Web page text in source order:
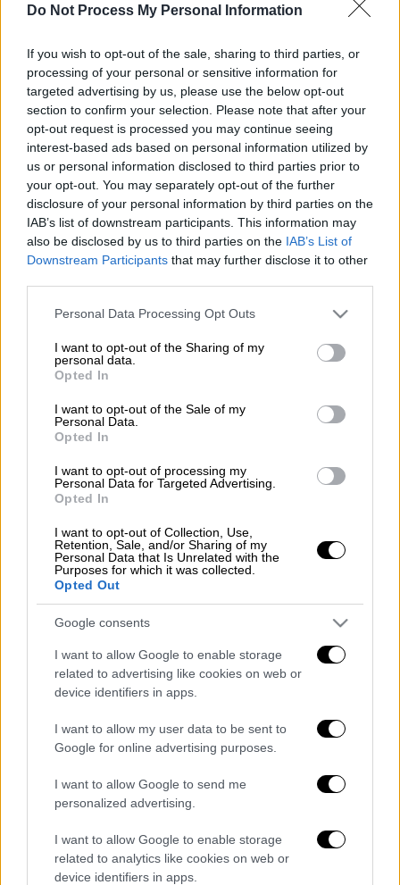
Do Not Process My Personal Information
If you wish to opt-out of the sale, sharing to third parties, or
processing of your personal or sensitive information for
targeted advertising by us, please use the below opt-out
section to confirm your selection. Please note that after your
opt-out request is processed you may continue seeing
interest-based ads based on personal information utilized by
us or personal information disclosed to third parties prior to
your opt-out. You may separately opt-out of the further
disclosure of your personal information by third parties on the
IAB’s list of downstream participants. This information may
also be disclosed by us to third parties on the IAB’s List of
Downstream Participants that may further disclose it to other
Please note that this website/app uses one or more Google
not limited to your visit or usage behaviour. You may click to
grant or deny consent to Google and its third-party tags to
use your data for below specified purposes in below Google
consent section.
Personal Data Processing Opt Outs
I want to opt-out of the Sharing of my
personal data.
Opted In
I want to opt-out of the Sale of my
Personal Data.
Opted In
I want to opt-out of processing my
Personal Data for Targeted Advertising.
Opted In
I want to opt-out of Collection, Use,
Retention, Sale, and/or Sharing of my
Personal Data that Is Unrelated with the
Purposes for which it was collected.
Opted Out
Google consents
I want to allow Google to enable storage
related to advertising like cookies on web or
device identifiers in apps.
I want to allow my user data to be sent to
Google for online advertising purposes.
I want to allow Google to send me
personalized advertising.
I want to allow Google to enable storage
related to analytics like cookies on web or
device identifiers in apps.
Ασθενοφόρο και περιπολικά σε παραλία (EUROKINISSI)
Προσθέστε το ΕΘΝΟΣ στη Google
Σοβαρότροχαίο ατύχημα σημειώθηκε το
απόγευμα της Κυριακής στις 19:30 στη
Μαλακάσα.
ΔΙΑΒΑΣΤΕ ΕΠΙΣΗΣ
Ελλάδα|11.08.2024 19:55
Σπάρτη: Στο νοσοκομείο μετά από
τροχαίο πρώην νομάρχης Λακωνίας –
19χρονη υποβλήθηκε σε χειρουργική
επέμβαση
Ελλάδα|11.08.2024 20:26
Φωτιά στο Βαρνάβα: Ο καπνός
διέσχισε 100 χιλιόμετρα!
Αποκαλυπτικός χάρτης
Ειδικότερα, σύμφωναμε πληροφορίες για
άγνωστο μέχρι στιγμής λόγο συγκρούστηκαν
2 αυτοκίνηταμε αποτέλεσμα κατά τις ίδιες
πηγές να τραυματιστούν ελαφρά 6 άτομα.
Το τροχαίο σημειώθηκε στο 42ο χιλιόμετρο
της Νέας Εθνικής Οδού Αθηνών – Λαμίας.
ΕΘΝΟΣ θα παρεμβαίνει και τα προσβλητικά σχόλια θα
διαγράφονται